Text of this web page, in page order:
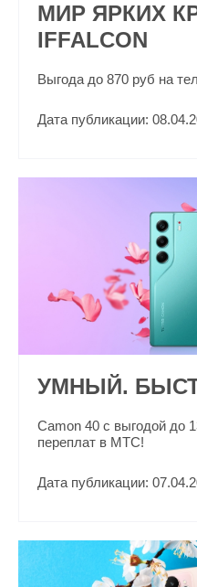
МИР ЯРКИХ
IFFALCON
Выгода до 870 руб на
Дата публикации:
УМНЫЙ.
Camon 40 с выгодой до
переплат в МТС!
Дата публикации: